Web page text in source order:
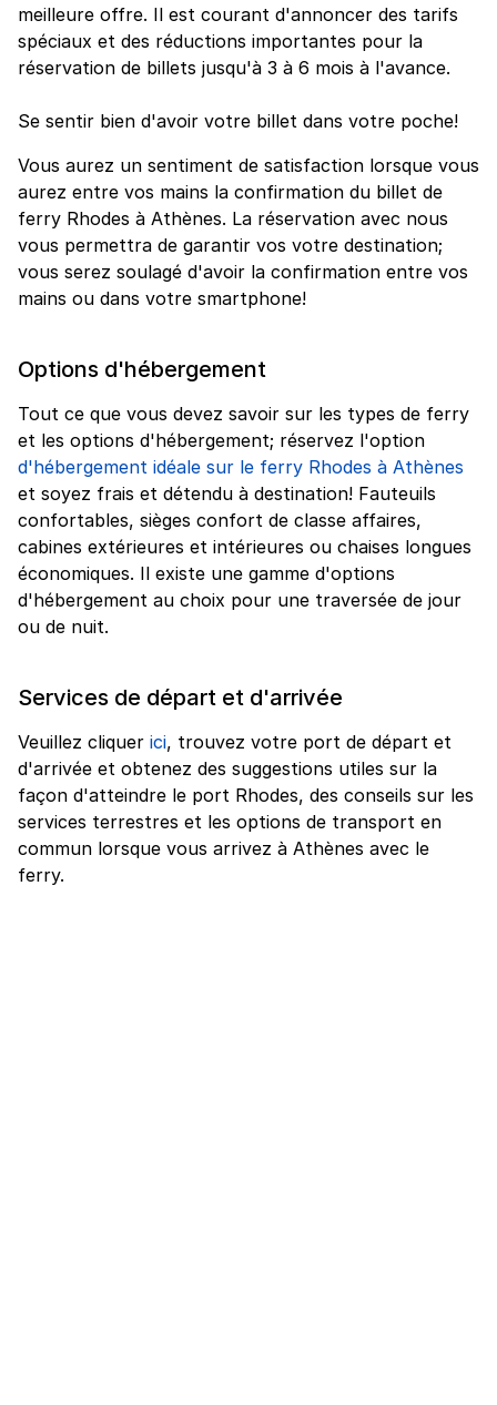
meilleure offre. Il est courant d'annoncer des tarifs
spéciaux et des réductions importantes pour la
réservation de billets jusqu'à 3 à 6 mois à l'avance.
Se sentir bien d'avoir votre billet dans votre poche!
Vous aurez un sentiment de satisfaction lorsque vous
aurez entre vos mains la confirmation du billet de
ferry Rhodes à Athènes. La réservation avec nous
vous permettra de garantir vos votre destination;
vous serez soulagé d'avoir la confirmation entre vos
mains ou dans votre smartphone!
Options d'hébergement
Tout ce que vous devez savoir sur les types de ferry
et les options d'hébergement; réservez l'option
d'hébergement idéale sur le ferry Rhodes à Athènes
et soyez frais et détendu à destination! Fauteuils
confortables, sièges confort de classe affaires,
cabines extérieures et intérieures ou chaises longues
économiques. Il existe une gamme d'options
d'hébergement au choix pour une traversée de jour
ou de nuit.
Services de départ et d'arrivée
Veuillez cliquer ici, trouvez votre port de départ et
d'arrivée et obtenez des suggestions utiles sur la
façon d'atteindre le port Rhodes, des conseils sur les
services terrestres et les options de transport en
commun lorsque vous arrivez à Athènes avec le
ferry.